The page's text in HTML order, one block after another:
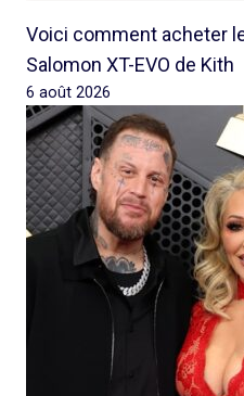
Voici comment acheter
Salomon XT-EVO de Kith
6 août 2026